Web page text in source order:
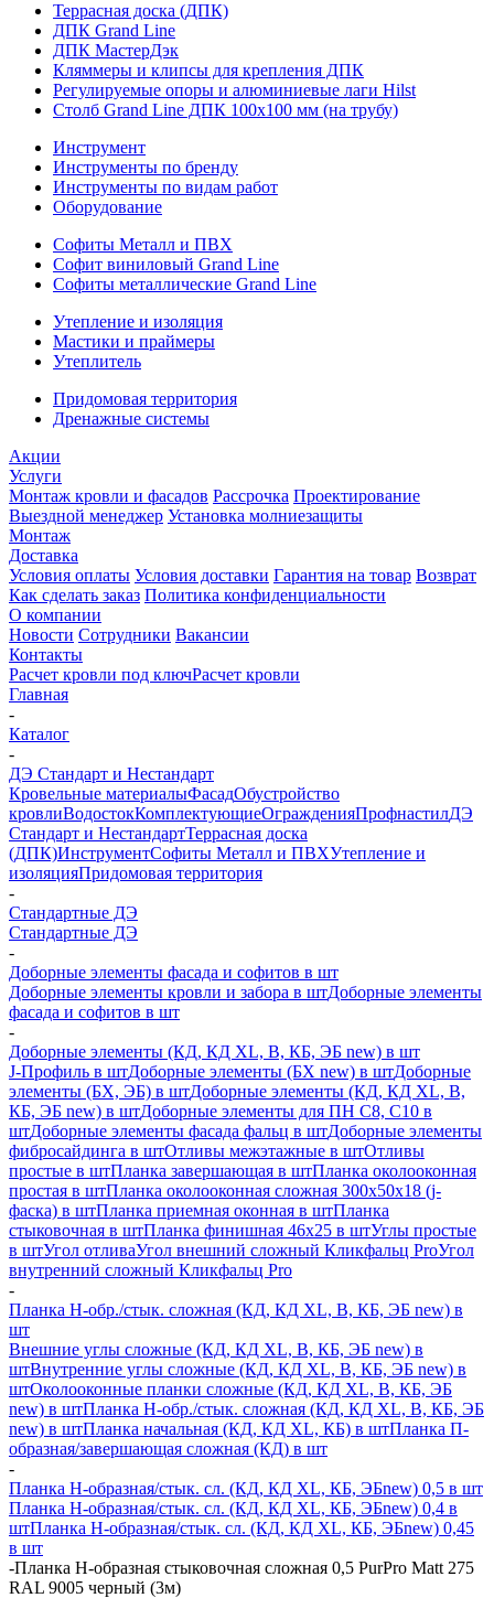
Террасная доска (ДПК)
ДПК Grand Line
ДПК МастерДэк
Кляммеры и клипсы для крепления ДПК
Регулируемые опоры и алюминиевые лаги Hilst
Столб Grand Line ДПК 100х100 мм (на трубу)
Инструмент
Инструменты по бренду
Инструменты по видам работ
Оборудование
Софиты Металл и ПВХ
Софит виниловый Grand Line
Софиты металлические Grand Line
Утепление и изоляция
Мастики и праймеры
Утеплитель
Придомовая территория
Дренажные системы
Акции
Услуги
Монтаж кровли и фасадов Рассрочка Проектирование
Выездной менеджер Установка молниезащиты
Монтаж
Доставка
Условия оплаты Условия доставки Гарантия на товар Возврат
Как сделать заказ Политика конфиденциальности
О компании
Новости Сотрудники Вакансии
Контакты
Расчет кровли под ключРасчет кровли
Главная
-
Каталог
-
ДЭ Стандарт и Нестандарт
Кровельные материалыФасадОбустройство
кровлиВодостокКомплектующиеОгражденияПрофнастилДЭ
Стандарт и НестандартТеррасная доска
(ДПК)ИнструментСофиты Металл и ПВХУтепление и
изоляцияПридомовая территория
-
Стандартные ДЭ
Стандартные ДЭ
-
Доборные элементы фасада и софитов в шт
Доборные элементы кровли и забора в штДоборные элементы
фасада и софитов в шт
-
Доборные элементы (КД, КД XL, В, КБ, ЭБ new) в шт
J-Профиль в штДоборные элементы (БХ new) в штДоборные
элементы (БХ, ЭБ) в штДоборные элементы (КД, КД XL, В,
КБ, ЭБ new) в штДоборные элементы для ПН С8, С10 в
штДоборные элементы фасада фальц в штДоборные элементы
фибросайдинга в штОтливы межэтажные в штОтливы
простые в штПланка завершающая в штПланка околооконная
простая в штПланка околооконная сложная 300х50х18 (j-
фаска) в штПланка приемная оконная в штПланка
стыковочная в штПланка финишная 46х25 в штУглы простые
в штУгол отливаУгол внешний сложный Кликфальц ProУгол
внутренний сложный Кликфальц Pro
-
Планка H-обр./стык. сложная (КД, КД XL, В, КБ, ЭБ new) в
шт
Внешние углы сложные (КД, КД XL, В, КБ, ЭБ new) в
штВнутренние углы сложные (КД, КД XL, В, КБ, ЭБ new) в
штОколооконные планки сложные (КД, КД XL, В, КБ, ЭБ
new) в штПланка H-обр./стык. сложная (КД, КД XL, В, КБ, ЭБ
new) в штПланка начальная (КД, КД XL, КБ) в штПланка П-
образная/завершающая сложная (КД) в шт
-
Планка H-образная/стык. сл. (КД, КД XL, КБ, ЭБnew) 0,5 в шт
Планка H-образная/стык. сл. (КД, КД XL, КБ, ЭБnew) 0,4 в
штПланка H-образная/стык. сл. (КД, КД XL, КБ, ЭБnew) 0,45
в шт
-Планка Н-образная стыковочная сложная 0,5 PurPro Matt 275
RAL 9005 черный (3м)